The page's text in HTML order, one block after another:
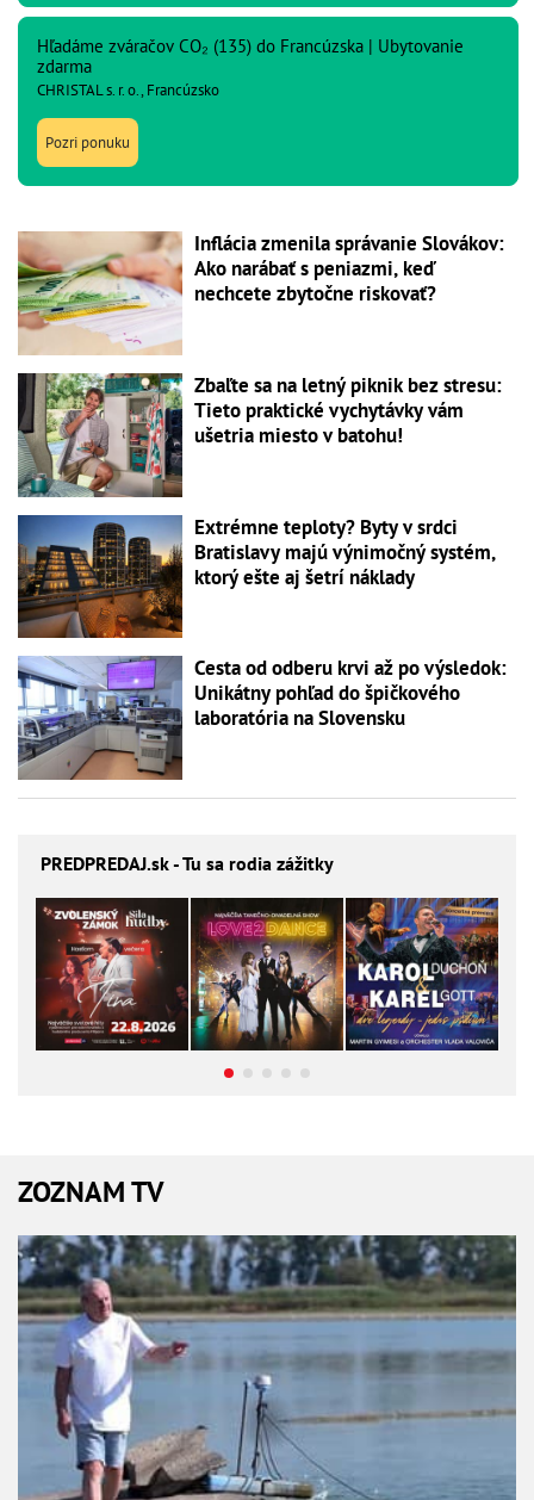
Hľadáme zváračov CO₂ (135) do Francúzska | Ubytovanie
zdarma
CHRISTAL s. r. o., Francúzsko
Pozri ponuku
Inflácia zmenila správanie Slovákov:
Ako narábať s peniazmi, keď
nechcete zbytočne riskovať?
Zbaľte sa na letný piknik bez stresu:
Tieto praktické vychytávky vám
ušetria miesto v batohu!
Extrémne teploty? Byty v srdci
Bratislavy majú výnimočný systém,
ktorý ešte aj šetrí náklady
Cesta od odberu krvi až po výsledok:
Unikátny pohľad do špičkového
laboratória na Slovensku
PREDPREDAJ.sk - Tu sa rodia zážitky
ZOZNAM TV